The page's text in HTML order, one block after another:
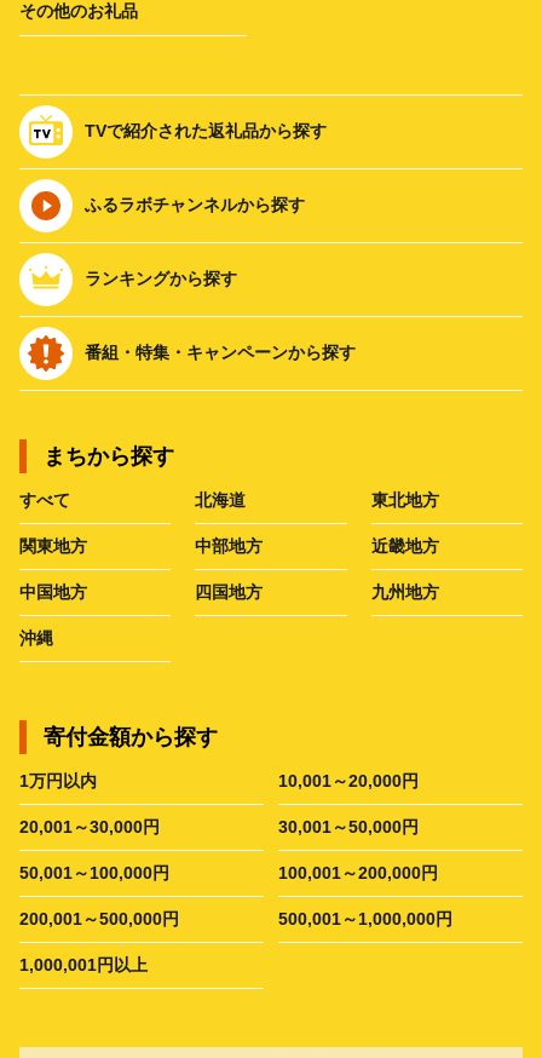
その他のお礼品
TVで紹介された返礼品から探す
ふるラボチャンネルから探す
ランキングから探す
番組・特集・キャンペーンから探す
まちから探す
すべて 北海道 東北地方
関東地方 中部地方 近畿地方
中国地方 四国地方 九州地方
沖縄
寄付金額から探す
1万円以内 10,001～20,000円
20,001～30,000円 30,001～50,000円
50,001～100,000円 100,001～200,000円
200,001～500,000円 500,001～1,000,000円
1,000,001円以上